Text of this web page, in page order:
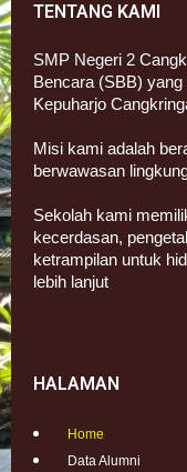
TENTANG KAMI
SMP Negeri 2
Bencara (SBB)
Kepuharjo
Misi kami adalah
berwawasan
Sekolah kami
kecerdasan,
ketrampilan untuk
lebih lanjut
HALAMAN
Home
Data Alumni